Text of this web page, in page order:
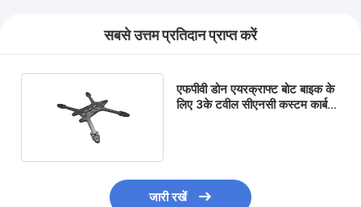
सबसे उत्तम प्रतिदान प्राप्त करें
एफपीवी डोन एयरक्राफ्ट बोट बाइक के
लिए 3के टवील सीएनसी कस्टम कार्बन
जारी रखें